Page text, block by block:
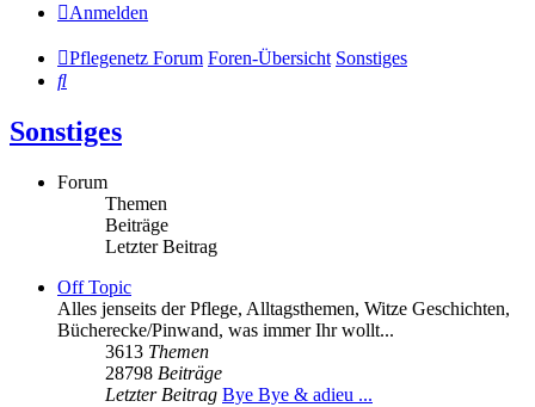
Anmelden
Pflegenetz Forum Foren-Übersicht Sonstiges
Suche
Sonstiges
Forum
Themen
Beiträge
Letzter Beitrag
Off Topic
Alles jenseits der Pflege, Alltagsthemen, Witze Geschichten,
Bücherecke/Pinwand, was immer Ihr wollt...
3613 Themen
28798 Beiträge
Letzter Beitrag Bye Bye & adieu ...